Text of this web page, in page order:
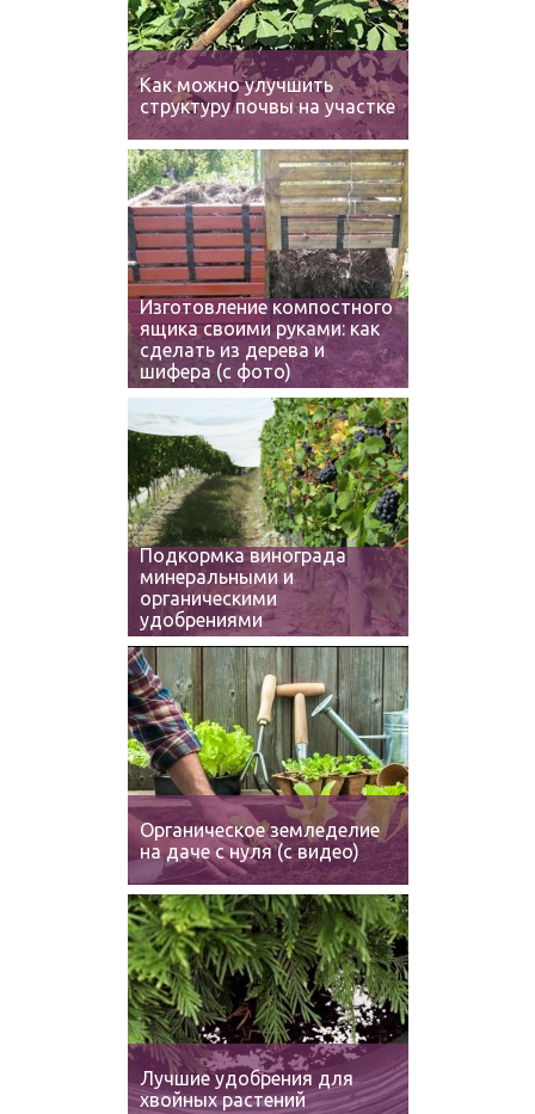
Как можно улучшить
структуру почвы на участке
Изготовление компостного
ящика своими руками: как
сделать из дерева и
шифера (с фото)
Подкормка винограда
минеральными и
органическими
удобрениями
Органическое земледелие
на даче с нуля (с видео)
Лучшие удобрения для
хвойных растений